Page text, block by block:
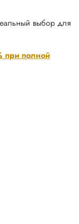
полной
выбор для